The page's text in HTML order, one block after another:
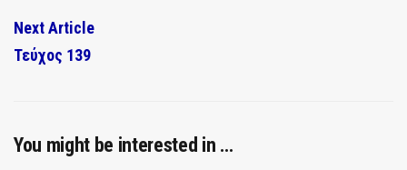
Next Article
Τεύχος 139
You might be interested in …